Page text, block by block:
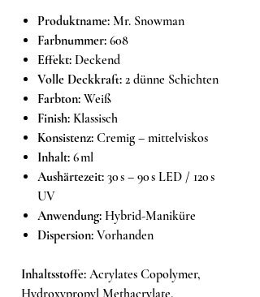
Produktname: Mr. Snowman
Farbnummer: 608
Effekt: Deckend
Volle Deckkraft: 2 dünne Schichten
Farbton: Weiß
Finish: Klassisch
Konsistenz: Cremig – mittelviskos
Inhalt: 6 ml
Aushärtezeit: 30 s – 90 s LED / 120 s
UV
Anwendung: Hybrid-Maniküre
Dispersion: Vorhanden
Inhaltsstoffe: Acrylates Copolymer,
Hydroxypropyl Methacrylate,